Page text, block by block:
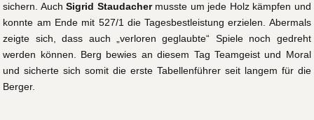
sichern. AuchSigrid Staudachermusste um jede Holz kämpfen und
konnte am Ende mit 527/1 die Tagesbestleistung erzielen. Abermals
zeigte sich, dass auch „verloren geglaubte“ Spiele noch gedreht
werden können. Berg bewies an diesem Tag Teamgeist und Moral
und sicherte sich somit die erste Tabellenführer seit langem für die
Berger.